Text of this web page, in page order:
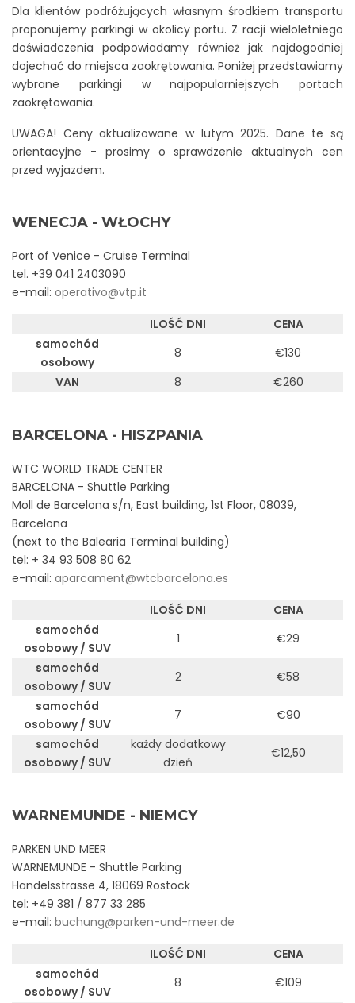
Rozrywka
Bezpieczeństwo
Kabiny
Dla dzieci
Przed i po rejsie
Jak zarezerwować rejs?
Warunki wjazdowe
Dlaczego rejs?
Statki
WAKACJE SZYTE NA MIARĘ
Parking
Transfer
Wizy
Zwiedzanie
Samolot
Hotel
Rejs
FIRMA
O nas
Nasi partnerzy
Kontakt
REGULAMIN
Polityka Prywatności
Warunki ubezpieczenia
Bilety lotnicze
Kursy Walut
Blog rejsujmy.pl
YouTube
Facebook
Dla klientów podróżujących własnym środkiem transportu
proponujemy parkingi w okolicy portu. Z racji wieloletniego
doświadczenia podpowiadamy również jak najdogodniej
dojechać do miejsca zaokrętowania. Poniżej przedstawiamy
wybrane parkingi w najpopularniejszych portach
zaokrętowania.
UWAGA! Ceny aktualizowane w lutym 2025. Dane te są
orientacyjne - prosimy o sprawdzenie aktualnych cen
przed wyjazdem.
WENECJA - WŁOCHY
Port of Venice - Cruise Terminal
tel. +39 041 2403090
e-mail: operativo@vtp.it
ILOŚĆ DNI
CENA
samochód
osobowy
8
€130
VAN
8 €260
BARCELONA - HISZPANIA
WTC WORLD TRADE CENTER
BARCELONA - Shuttle Parking
Moll de Barcelona s/n, East building, 1st Floor, 08039,
Barcelona
(next to the Balearia Terminal building)
tel: + 34 93 508 80 62
e-mail: aparcament@wtcbarcelona.es
ILOŚĆ DNI
CENA
samochód
osobowy / SUV
1
€29
samochód
osobowy / SUV
2
€58
samochód
osobowy / SUV
7
€90
samochód
osobowy / SUV
każdy dodatkowy
dzień
€12,50
WARNEMUNDE - NIEMCY
PARKEN UND MEER
WARNEMUNDE - Shuttle Parking
Handelsstrasse 4, 18069 Rostock
tel: +49 381 / 877 33 285
e-mail: buchung@parken-und-meer.de
ILOŚĆ DNI
CENA
samochód
osobowy / SUV
8
€109